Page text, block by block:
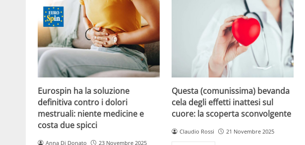
Eurospin ha la soluzione
definitiva contro i dolori
mestruali: niente medicine e
costa due spicci
Anna Di Donato 23 Novembre 2025
Questa (comunissima) bevanda
cela degli effetti inattesi sul
cuore: la scoperta sconvolgente
Claudio Rossi 21 Novembre 2025